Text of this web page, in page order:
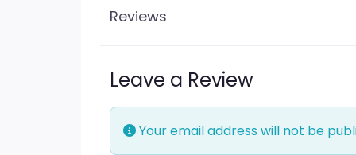
Reviews
Leave a Review
Your email address will not be